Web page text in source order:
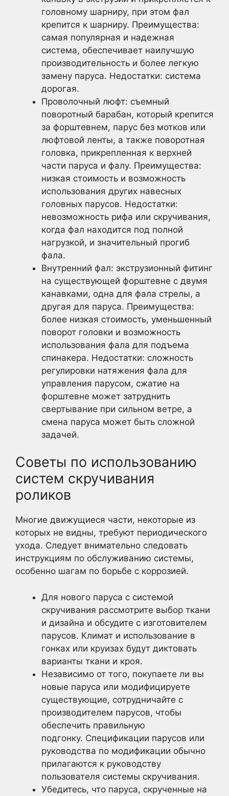
головному шарниру, при этом фал
крепится к шарниру. Преимущества:
самая популярная и надежная
система, обеспечивает наилучшую
производительность и более легкую
замену паруса. Недостатки: система
дорогая.
Проволочный люфт: съемный
поворотный барабан, который крепится
за форштевнем, парус без мотков или
люфтовой ленты, а также поворотная
головка, прикрепленная к верхней
части паруса и фалу. Преимущества:
низкая стоимость и возможность
использования других навесных
головных парусов. Недостатки:
невозможность рифа или скручивания,
когда фал находится под полной
нагрузкой, и значительный прогиб
фала.
Внутренний фал: экструзионный фитинг
на существующей форштевне с двумя
канавками, одна для фала стрелы, а
другая для паруса. Преимущества:
более низкая стоимость, уменьшенный
поворот головки и возможность
использования фала для подъема
спинакера. Недостатки: сложность
регулировки натяжения фала для
управления парусом, сжатие на
форштевне может затруднить
свертывание при сильном ветре, а
смена паруса может быть сложной
задачей.
Советы по использованию
систем скручивания
роликов
Многие движущиеся части, некоторые из
которых не видны, требуют периодического
ухода. Следует внимательно следовать
инструкциям по обслуживанию системы,
особенно шагам по борьбе с коррозией.
Для нового паруса с системой
скручивания рассмотрите выбор ткани
и дизайна и обсудите с изготовителем
парусов. Климат и использование в
гонках или круизах будут диктовать
варианты ткани и кроя.
Независимо от того, покупаете ли вы
новые паруса или модифицируете
существующие, сотрудничайте с
производителем парусов, чтобы
обеспечить правильную
подгонку. Спецификации парусов или
руководства по модификации обычно
прилагаются к руководству
пользователя системы скручивания.
Убедитесь, что паруса, скрученные на